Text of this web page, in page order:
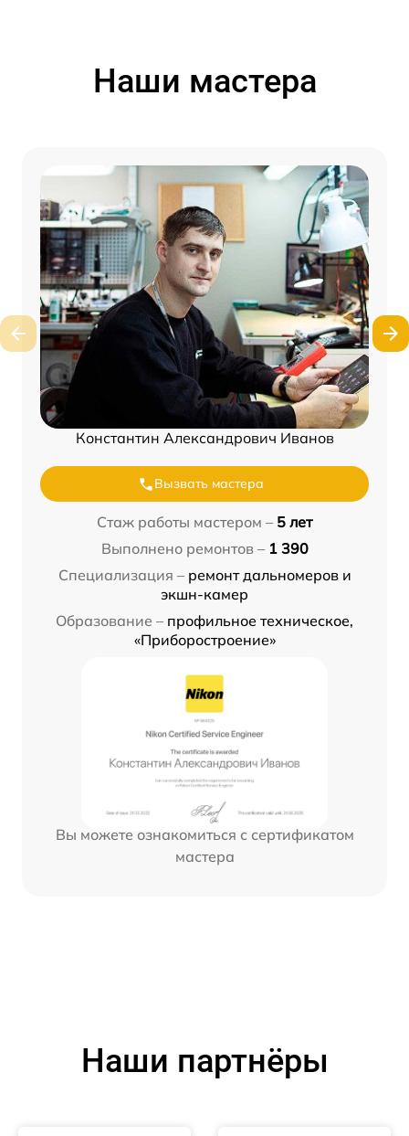
Наши мастера
Константин Александрович Иванов
Вызвать мастера
Стаж работы мастером – 5 лет
Выполнено ремонтов – 1 390
Специализация – ремонт дальномеров и
экшн-камер
Образование – профильное техническое,
«Приборостроение»
Вы можете ознакомиться с сертификатом
мастера
Наши партнёры